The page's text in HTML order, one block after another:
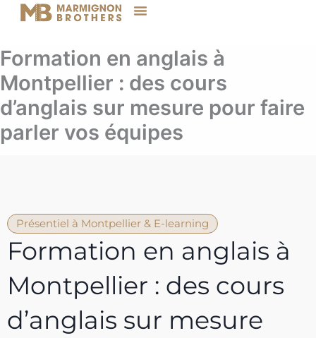
Formation en anglais à
Montpellier : des cours
d’anglais sur mesure pour faire
parler vos équipes
Présentiel à Montpellier & E-learning
Formation en anglais à
Montpellier : des cours
d’anglais sur mesure